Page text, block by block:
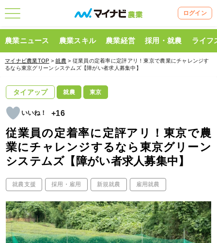
ログイン
農業ニュース 農業スキル 農業経営 採用・就農 ライフ
マイナビ農業TOP >就農 > 従業員の定着率に定評アリ！東京で農業にチャレンジす
るなら東京グリーンシステムズ【障がい者求人募集中】
タイアップ 就農 東京
+16
従業員の定着率に定評アリ！東京で農
業にチャレンジするなら東京グリーン
システムズ【障がい者求人募集中】
就農支援 採用・雇用 新規就農 雇用就農